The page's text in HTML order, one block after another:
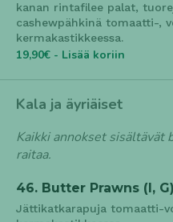
kanan rintafilee palat,
cashewpähkinä tomaatti-,
kermakastikkeessa.
19,90€ - Lisää koriin
Kala ja äyriäiset
Kaikki annokset sisältävät
raitaa.
46. Butter Prawns (l, G)
Jättikatkarapuja tomaatti-